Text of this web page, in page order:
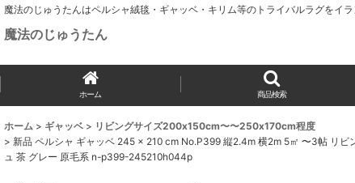
魔法のじゅうたんはペルシャ絨毯・ギャッベ・キリム等のトライバルラグをイ
魔法のじゅうたん
ホーム 商品検索
ホーム > ギャッベ > リビングサイズ200x150cm〜〜250x170cm程度
> 新品 ペルシャ ギャッベ 245 × 210 cm No.P399 縦2.4m 横2m 5㎡ 〜3帖 リ
ュ 茶 グレー 原毛系 n-p399-245210h044p